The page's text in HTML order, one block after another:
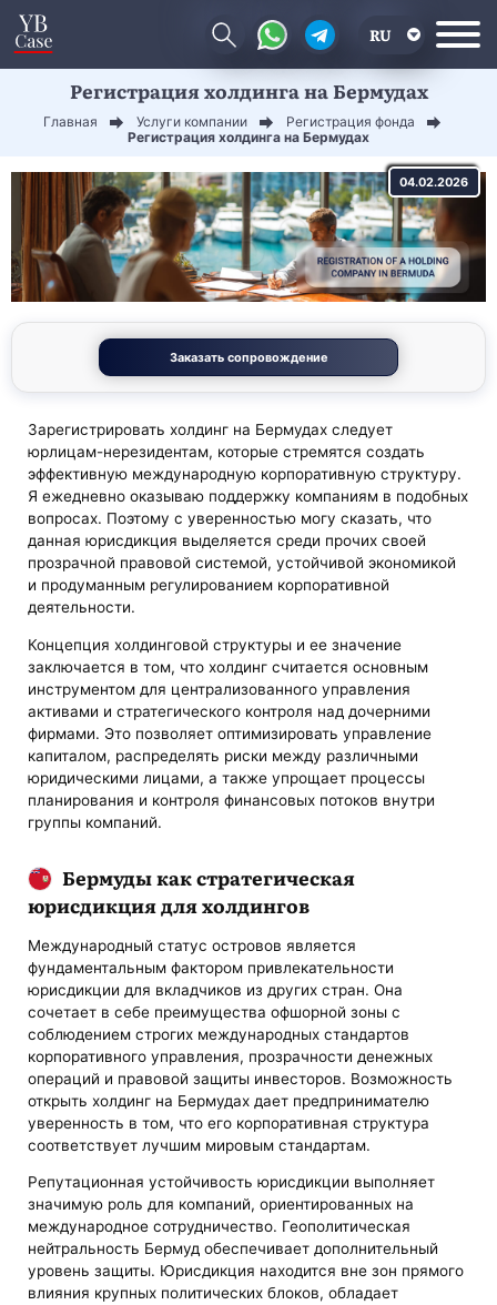
RU
Регистрация холдинга на Бермудах
Главная Услуги компании
Регистрация фонда
Регистрация холдинга на Бермудах
04.02.2026
Заказать сопровождение
Зарегистрировать холдинг на Бермудах следует
юрлицам-нерезидентам, которые стремятся создать
эффективную международную корпоративную структуру.
Я ежедневно оказываю поддержку компаниям в подобных
вопросах. Поэтому с уверенностью могу сказать, что
данная юрисдикция выделяется среди прочих своей
прозрачной правовой системой, устойчивой экономикой
и продуманным регулированием корпоративной
деятельности.
Концепция холдинговой структуры и ее значение
заключается в том, что холдинг считается основным
инструментом для централизованного управления
активами и стратегического контроля над дочерними
фирмами. Это позволяет оптимизировать управление
капиталом, распределять риски между различными
юридическими лицами, а также упрощает процессы
планирования и контроля финансовых потоков внутри
группы компаний.
Бермуды как стратегическая
юрисдикция для холдингов
Международный статус островов является
фундаментальным фактором привлекательности
юрисдикции для вкладчиков из других стран. Она
сочетает в себе преимущества офшорной зоны с
соблюдением строгих международных стандартов
корпоративного управления, прозрачности денежных
операций и правовой защиты инвесторов. Возможность
открыть холдинг на Бермудах дает предпринимателю
уверенность в том, что его корпоративная структура
соответствует лучшим мировым стандартам.
Репутационная устойчивость юрисдикции выполняет
значимую роль для компаний, ориентированных на
международное сотрудничество. Геополитическая
нейтральность Бермуд обеспечивает дополнительный
уровень защиты. Юрисдикция находится вне зон прямого
влияния крупных политических блоков, обладает